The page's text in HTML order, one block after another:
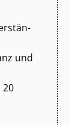
und
20